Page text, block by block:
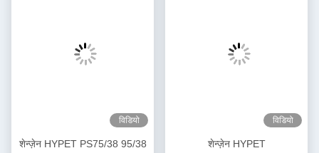
विडियो
शेन्ज़ेन HYPET PS75/38 95/38
विडियो
शेन्ज़ेन HYPET